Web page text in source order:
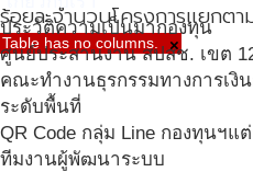
ประวัติความเป็นมากองทุน
ศูนย์ประสานงาน สปสช. เขต
คณะทำงานธุรกรรมทางการเ
ระดับพื้นที่
QR Code กลุ่ม Line กองทุนฯแ
ทีมงานผู้พัฒนาระบบ
ร้อยละจำนวนโครงการแยกต
Table has no columns. ×